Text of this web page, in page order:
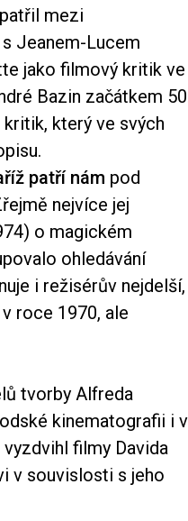
mezi
Jeanem-Lucem
jako filmový kritik ve
Bazin začátkem
který ve svých
patří nám pod
nejvíce jej
o magickém
ohledávání
i režisérův nejdelší,
roce 1970, ale
tvorby Alfreda
kinematografii i v
filmy Davida
v souvislosti s jeho